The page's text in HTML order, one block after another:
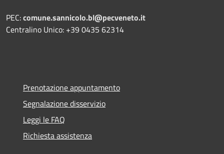
PEC:comune.sannicolo.bl@pecveneto.it
Centralino Unico: +39 0435 62314
Prenotazione appuntamento
Segnalazione disservizio
Leggi le FAQ
Richiesta assistenza